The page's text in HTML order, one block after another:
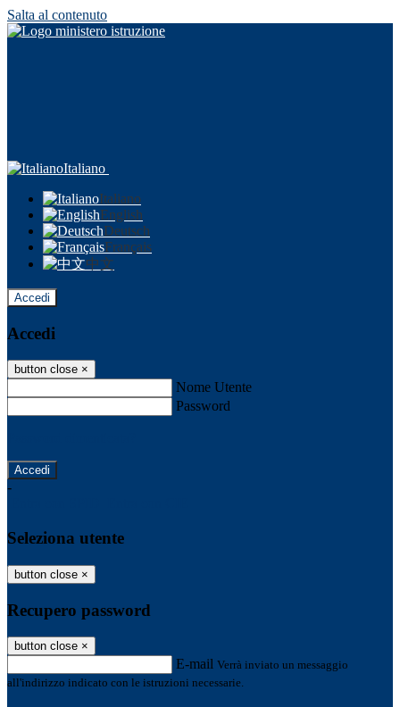
Salta al contenuto
Italiano
Italiano
English
Deutsch
Français
中文
Accedi
Accedi
button close ×
Nome Utente
Password
-
Seleziona utente
button close ×
Recupero password
button close ×
E-mail Verrà inviato un messaggio
all'indirizzo indicato con le istruzioni necessarie.